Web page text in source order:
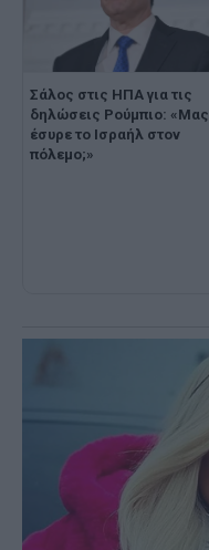
Σάλος στις ΗΠΑ για τις
δηλώσεις Ρούμπιο: «Μας
έσυρε το Ισραήλ στον
πόλεμο;»